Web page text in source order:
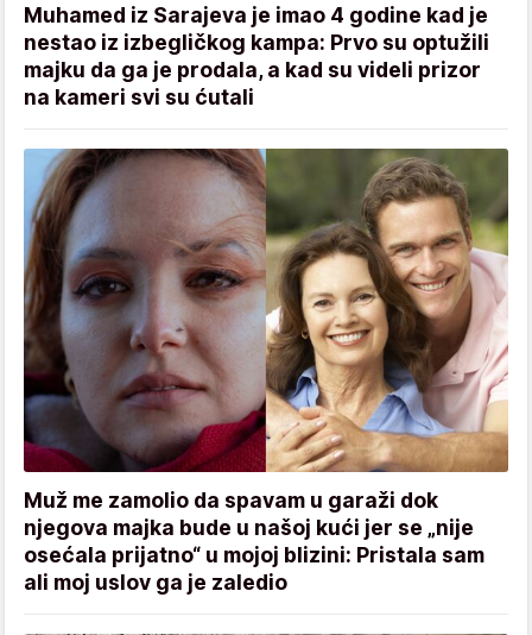
Muhamed iz Sarajeva je imao 4 godine kad je
nestao iz izbegličkog kampa: Prvo su optužili
majku da ga je prodala, a kad su videli prizor
na kameri svi su ćutali
Muž me zamolio da spavam u garaži dok
njegova majka bude u našoj kući jer se „nije
osećala prijatno“ u mojoj blizini: Pristala sam
ali moj uslov ga je zaledio